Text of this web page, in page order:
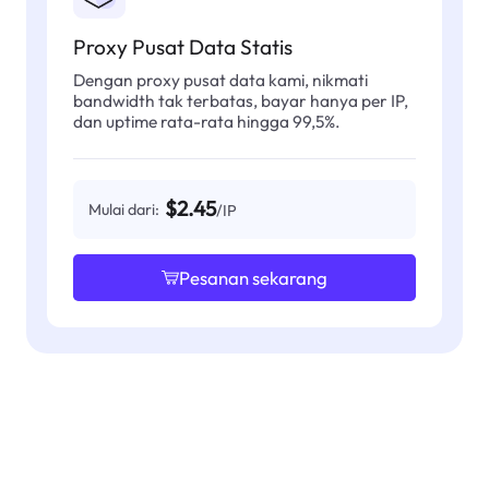
Proxy Pusat Data Statis
Dengan proxy pusat data kami, nikmati
bandwidth tak terbatas, bayar hanya per IP,
dan uptime rata-rata hingga 99,5%.
Mulai dari: $2.45/IP
Pesanan sekarang